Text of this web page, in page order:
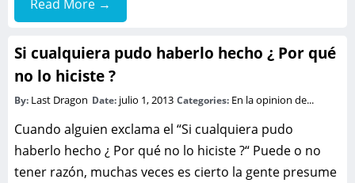
Read More →
Si cualquiera pudo haberlo hecho ¿ Por qué
no lo hiciste ?
By: Last Dragon Date: julio 1, 2013 Categories: En la opinion de...
Cuando alguien exclama el “Si cualquiera pudo
haberlo hecho ¿ Por qué no lo hiciste ?“ Puede o no
tener razón, muchas veces es cierto la gente presume